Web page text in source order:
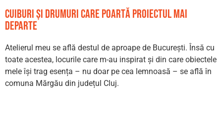
cuiburi și drumuri care poartă proiectul mai
departe
Atelierul meu se află destul de aproape de București. Însă cu
toate acestea, locurile care m-au inspirat și din care obiectele
mele își trag esența – nu doar pe cea lemnoasă – se află în
comuna Mărgău din județul Cluj.